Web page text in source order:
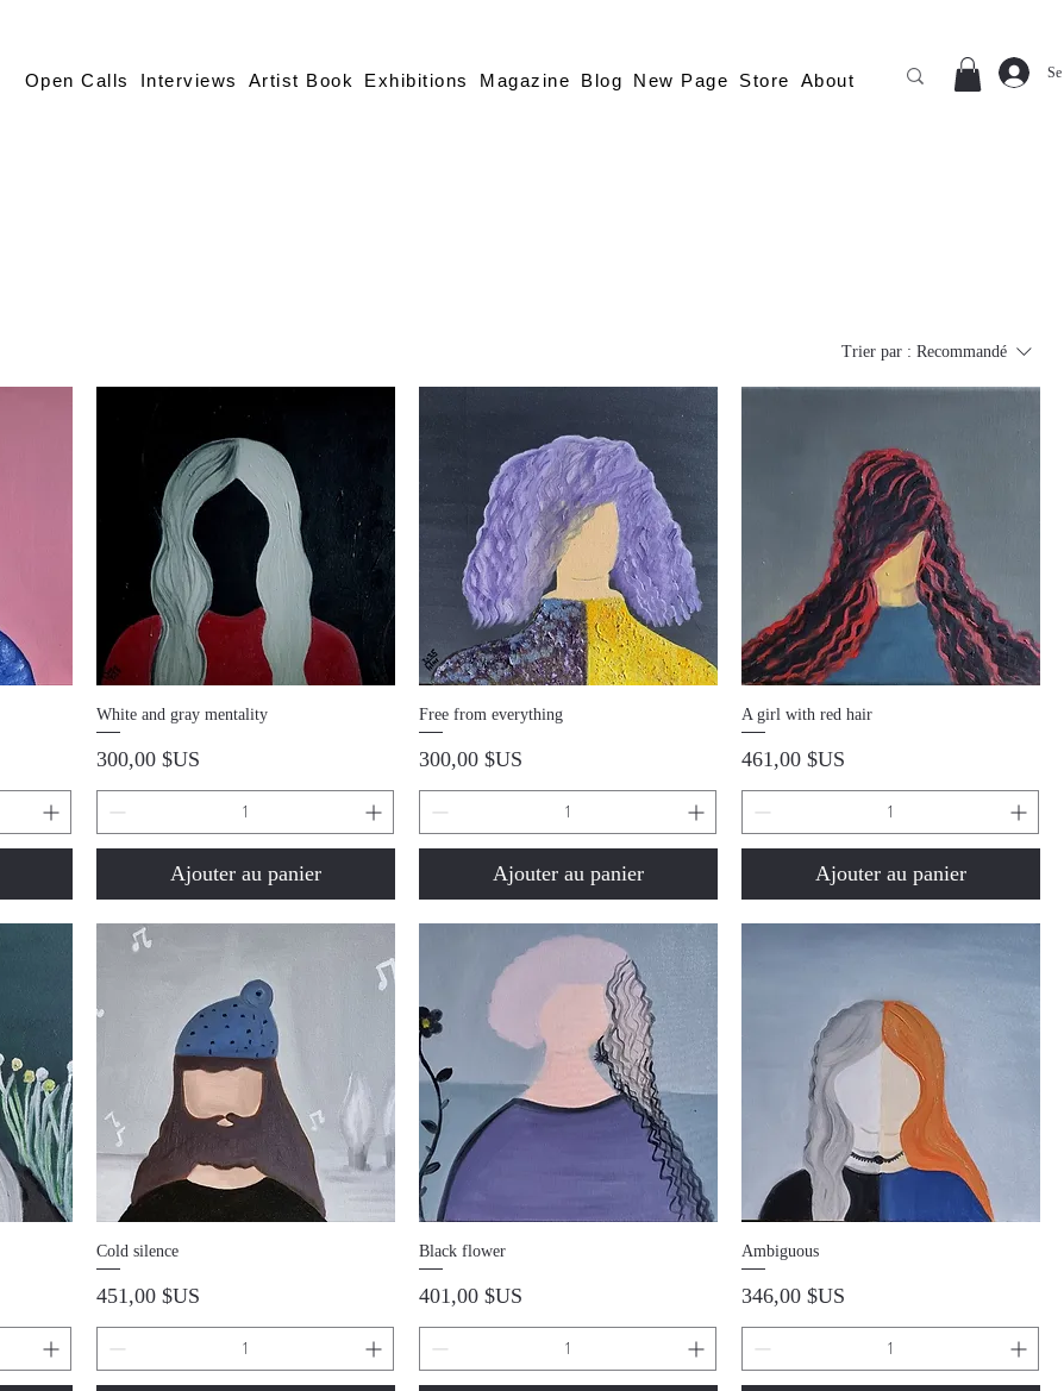
Open Calls Interviews Artist Book Exhibitions Magazine Blog New Page Store About
Trier par : Recommandé
Aperçu rapide
White and gray mentality
Prix
300,00 $US
Ajouter au panier
Aperçu rapide
Free from everything
Prix
300,00 $US
Ajouter au panier
Aperçu rapide
A girl with red hair
Prix
461,00 $US
Ajouter au panier
Cold silence
Prix
451,00 $US
Black flower
Prix
401,00 $US
Ambiguous
Prix
346,00 $US